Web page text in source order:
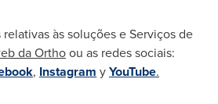
às soluções e Serviços de
da Orthoou as redes sociais:
, Instagram yYouTube.